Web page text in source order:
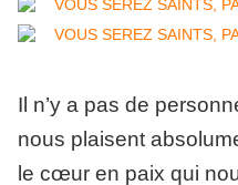
Il n’y a pas de
nous plaisent
le cœur en paix qui